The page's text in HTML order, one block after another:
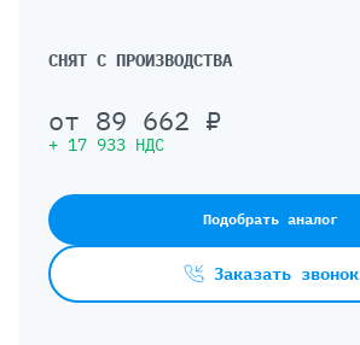
СНЯТ С ПРОИЗВОДСТВА
от 89 662 ₽
+ 17 933 НДС
Подобрать аналог
Заказать звонок